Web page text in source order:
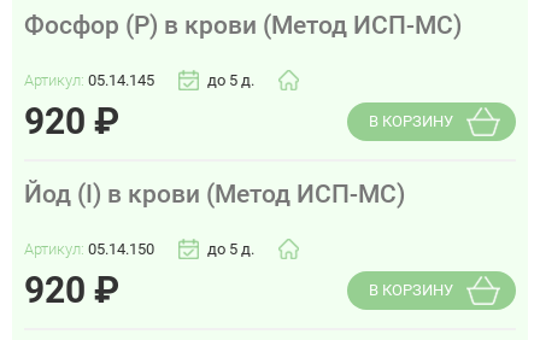
Фосфор (P) в крови (Метод ИСП-МС)
Артикул: 05.14.145 до 5 д.
920 ₽ В КОРЗИНУ
Йод (I) в крови (Метод ИСП-МС)
Артикул: 05.14.150 до 5 д.
920 ₽ В КОРЗИНУ